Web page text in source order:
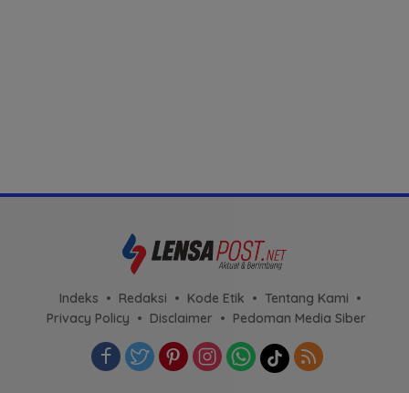
Indeks Redaksi Kode Etik
Tentang Kami
Privacy Policy
Disclaimer Pedoman Media Siber